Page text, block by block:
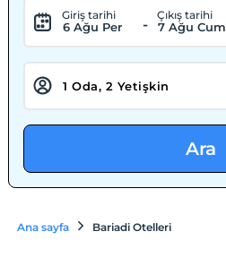
Giriş tarihi
6 Ağu Per -
Çıkış tarihi
7 Ağu Cum
Ara
Ana sayfa Bariadi Otelleri